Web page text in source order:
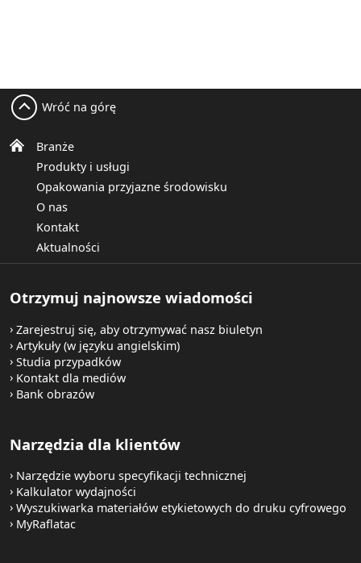
Branże
Produkty i usługi
Opakowania przyjazne środowisku
O nas
Kontakt
Aktualności
Wróć na górę
Otrzymuj najnowsze wiadomości
Zarejestruj się, aby otrzymywać nasz biuletyn
Artykuły (w języku angielskim)
Studia przypadków
Kontakt dla mediów
Bank obrazów
Narzędzia dla klientów
Narzędzie wyboru specyfikacji technicznej
Kalkulator wydajności
Wyszukiwarka materiałów etykietowych do druku cyfrowego
MyRaflatac